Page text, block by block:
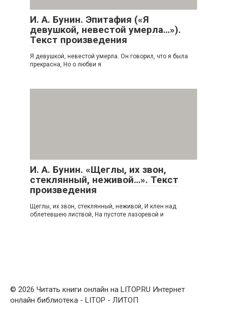
И. А. Бунин. Эпитафия («Я
девушкой, невестой умерла…»).
Текст произведения
Я девушкой, невестой умерла. Он говорил, что я была
прекрасна, Но о любви я
И. А. Бунин. «Щеглы, их звон,
стеклянный, неживой…». Текст
произведения
Щеглы, их звон, стеклянный, неживой, И клен над
облетевшею листвой, На пустоте лазоревой и
© 2026 Читать книги онлайн на LITOP.RU Интернет
онлайн библиотека - LITOP - ЛИТОП